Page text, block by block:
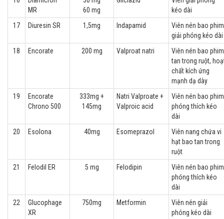
MR
60 mg
kéo dài
17
Diuresin SR 1,5mg Indapamid
Viên nén bao phim
giải phóng kéo dài
18
Encorate 200 mg Valproat natri
Viên nén bao phim
tan trong ruột,
chất kích ứng
mạnh dạ dày
19
Encorate
Chrono 500
333mg +
145mg
Natri Valproate +
Valproic acid
Viên nén bao phim
phóng thích kéo
dài
20
Esolona 40mg Esomeprazol
Viên nang chứa vi
hạt bao tan trong
ruột
21
Felodil ER 5 mg Felodipin
Viên nén bao
phóng thích kéo
dài
22
Glucophage
XR
750mg Metformin
Viên nén giải
phóng kéo dài